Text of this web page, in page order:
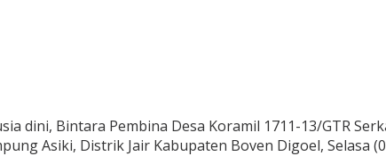
dini, Bintara Pembina Desa Koramil 1711-13/GTR
Asiki, Distrik Jair Kabupaten Boven Digoel, Selasa